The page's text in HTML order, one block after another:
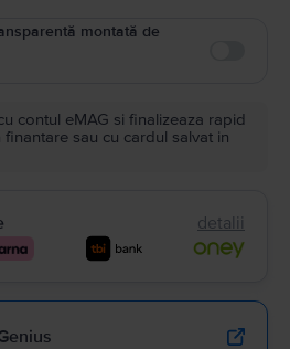
montată de
contul eMAG si finalizeaza rapid
sau cu cardul salvat in
detalii